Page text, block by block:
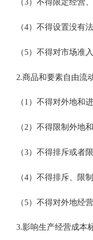
（3）不得限定经营
（4）不得设置没有
（5）不得对市场准
2.商品和要素自由流
（1 ）不得对外地和
（2）不得限制外地
（3）不得排斥或者
（4）不得排斥、限
（5）不得对外地经
3.影响生产经营成本